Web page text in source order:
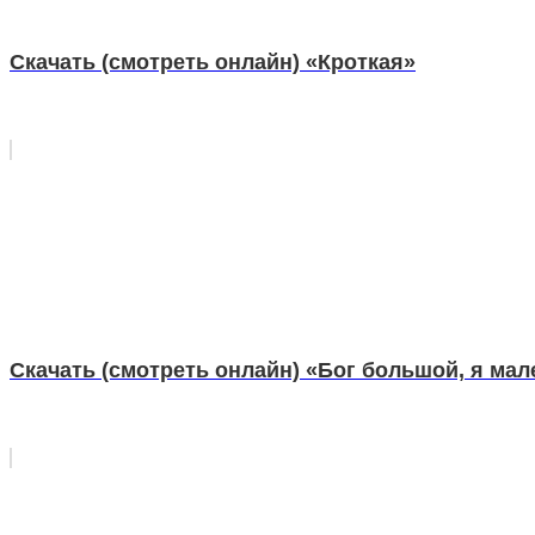
Скачать (смотреть онлайн) «Кроткая»
Скачать (смотреть онлайн) «Бог большой, я